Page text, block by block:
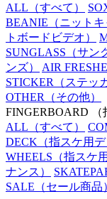
ALL （すべて）
BEANIE （ニットキ
トボードビデオ）
SUNGLASS （サン
ンズ）
AIR
STICKER （ステッ
OTHER （その他）
FINGERBOARD
ALL （すべて）
DECK （指スケ用デ
WHEELS （指スケ
ナンス）
SALE （セール商品